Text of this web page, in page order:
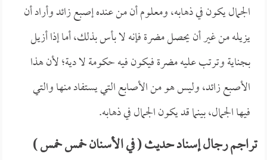
الجمال يكون في ذهابه، ومعلوم أن من عنده إصبع زائد وأراد أن
يزيله من غير أن يحصل مضرة فإنه لا بأس بذلك، أما إذا أزيل
بجناية وترتب عليه مضرة فيكون فيه حكومة لا دية؛ لأن هذا
الأصبع زائد، وليس هو من الأصابع التي يستفاد منها والتي
فيها الجمال، بينما قد يكون الجمال في ذهابه.
تراجم رجال إسناد حديث ( في الأسنان خمس خمس )